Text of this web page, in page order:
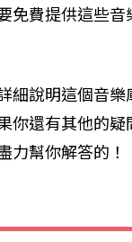
免費提供​這些
細說明這個音
你還有其他的
力幫你解答的！